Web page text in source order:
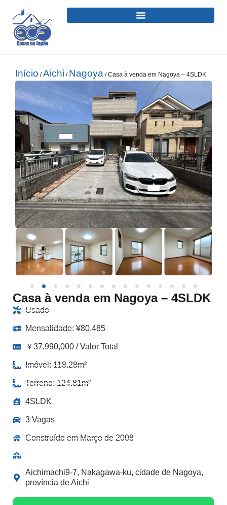
Início /Aichi / Nagoya / Casa à venda em Nagoya – 4SLDK
Casa à venda em Nagoya – 4SLDK
Usado
Mensalidade: ¥80,485
￥37,990,000 / Valor Total
Imóvel: 118.28m²
Terreno: 124.81m²
4SLDK
3 Vagas
Construído em Março de 2008
Aichimachi9-7, Nakagawa-ku, cidade de Nagoya,
província de Aichi